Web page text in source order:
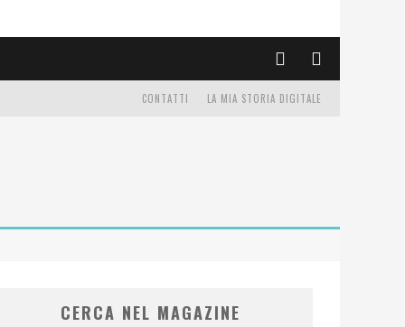
LA MIA STORIA DIGITALE
CONTATTI
CERCA NEL MAGAZINE